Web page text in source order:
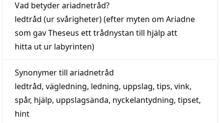
Vad betyderariadnetråd?
ledtråd (ur svårigheter) (efter myten om Ariadne
som gav Theseus ett trådnystan till hjälp att
hitta ut ur labyrinten)
Synonymer till ariadnetråd
ledtråd, vägledning, ledning, uppslag, tips, vink,
spår, hjälp, uppslagsända, nyckelantydning, tipset,
hint